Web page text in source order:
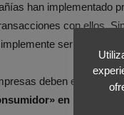
han implementado
con ellos.
ser
deben
en lugar de